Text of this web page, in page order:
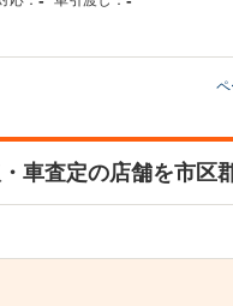
車査定の店舗を市区